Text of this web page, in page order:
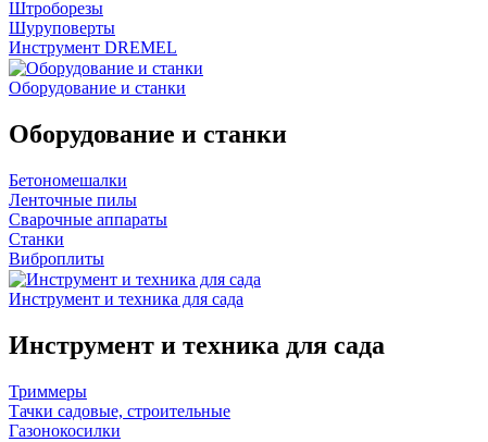
Штроборезы
Шуруповерты
Инструмент DREMEL
Оборудование и станки
Оборудование и станки
Бетономешалки
Ленточные пилы
Сварочные аппараты
Станки
Виброплиты
Инструмент и техника для сада
Инструмент и техника для сада
Триммеры
Тачки садовые, строительные
Газонокосилки